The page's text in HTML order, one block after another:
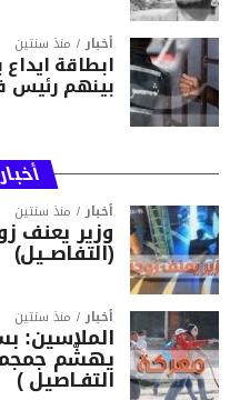
أخبار منذ سنتين
بينهم رئيس
أخبار منذ سنتين
وزير يعنف
(التفاصــيل)
أخبار منذ سنتين
الملاسين:
يهشّم
التفـاصيل )